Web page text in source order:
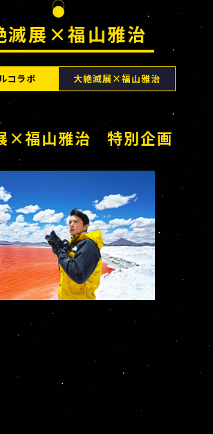
滅展×福山雅治
コラボ 大絶滅展×福山雅治
×福山雅治 特別企画